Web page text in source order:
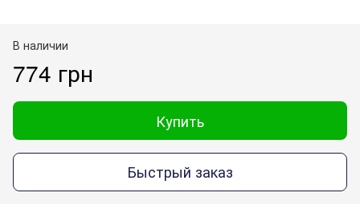
В наличии
774 грн
Купить
Быстрый заказ